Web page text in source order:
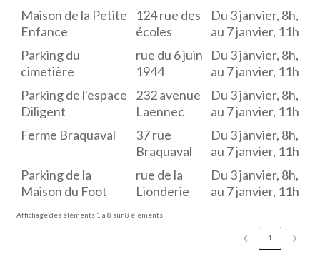
Maison de la Petite
Enfance
124 rue des
écoles
Du 3 janvier, 8h,
au 7 janvier, 11h
Parking du
cimetière
rue du 6 juin
1944
Du 3 janvier, 8h,
au 7 janvier, 11h
Parking de l'espace
Diligent
232 avenue
Laennec
Du 3 janvier, 8h,
au 7 janvier, 11h
Ferme Braquaval
37 rue
Braquaval
Du 3 janvier, 8h,
au 7 janvier, 11h
Parking de la
Maison du Foot
rue de la
Lionderie
Du 3 janvier, 8h,
au 7 janvier, 11h
Affichage des éléments 1 à 8 sur 8 éléments
❮ 1 ❯